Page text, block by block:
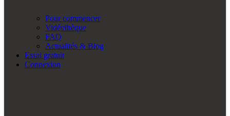
Pour commencer
Vidéothèque
FAQ
Actualités & Blog
Essai gratuit
Connexion